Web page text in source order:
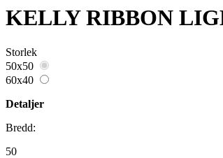
KELLY RIBBON
Storlek
50x50
60x40
Detaljer
Bredd:
50